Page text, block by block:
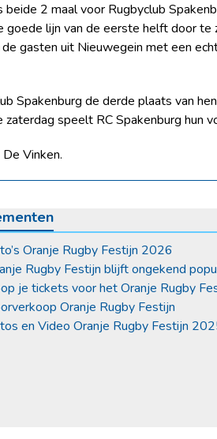
2 maal voor Rugbyclub
goede lijn van de eerste helft door
gasten uit Nieuwegein met een
Spakenburg de derde plaats van
speelt RC Spakenburg hun
Vinken.
Oranje Rugby Festijn 2026
Rugby Festijn blijft ongekend
je tickets voor het Oranje Rugby
Oranje Rugby Festijn
en Video Oranje Rugby Festijn